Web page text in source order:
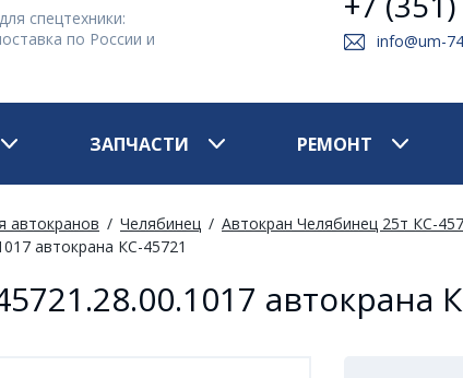
спецтехники:
по России и
info@um-
ЗАПЧАСТИ РЕМОНТ
автокранов Челябинец Автокран Челябинец 25т КС-
автокрана КС-45721
автокрана